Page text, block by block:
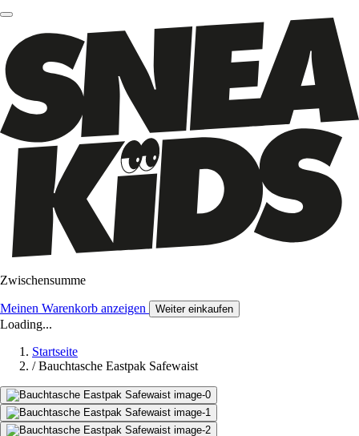
Zwischensumme
Meinen Warenkorb anzeigen Weiter einkaufen
Loading...
Startseite
/ Bauchtasche Eastpak Safewaist